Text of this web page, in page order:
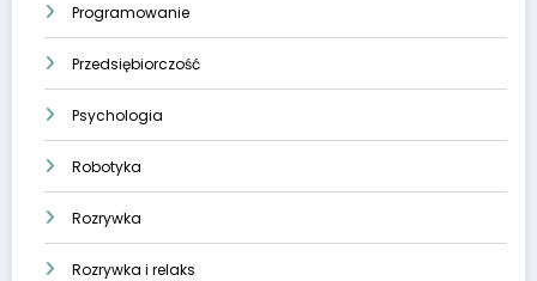
Programowanie
Przedsiębiorczość
Psychologia
Robotyka
Rozrywka
Rozrywka i relaks